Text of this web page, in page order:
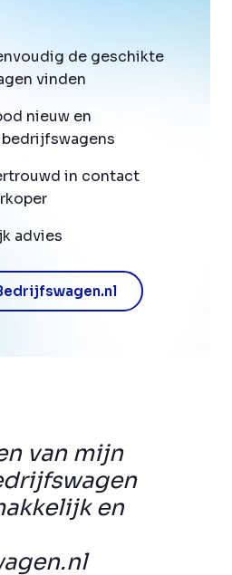
van mijn
en
de geschikte
vinden
nieuw en
in contact
advies